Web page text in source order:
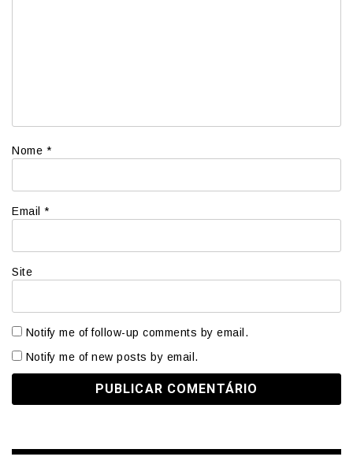
Nome *
Email *
Site
Notify me of follow-up comments by email.
Notify me of new posts by email.